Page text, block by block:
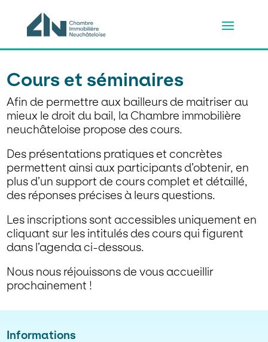
Cours et séminaires
Afin de permettre aux bailleurs de maitriser au
mieux le droit du bail, la Chambre immobilière
neuchâteloise propose des cours.
Des présentations pratiques et concrètes
permettent ainsi aux participants d’obtenir, en
plus d’un support de cours complet et détaillé,
des réponses précises à leurs questions.
Les inscriptions sont accessibles uniquement en
cliquant sur les intitulés des cours qui figurent
dans l’agenda ci-dessous.
Nous nous réjouissons de vous accueillir
prochainement !
Informations